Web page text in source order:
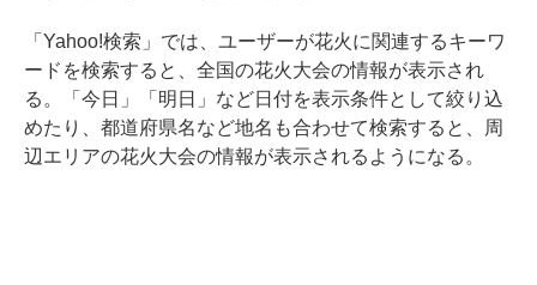
「Yahoo!検索」では、ユーザーが花火に関連するキーワ
ードを検索すると、全国の花火大会の情報が表示され
る。「今日」「明日」など日付を表示条件として絞り込
めたり、都道府県名など地名も合わせて検索すると、周
辺エリアの花火大会の情報が表示されるようになる。